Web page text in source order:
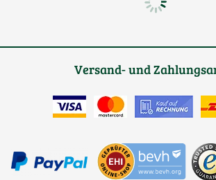
Versand- und